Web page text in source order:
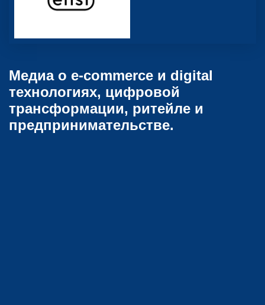
Медиа о e-commerce и digital
технологиях, цифровой
трансформации, ритейле и
предпринимательстве.